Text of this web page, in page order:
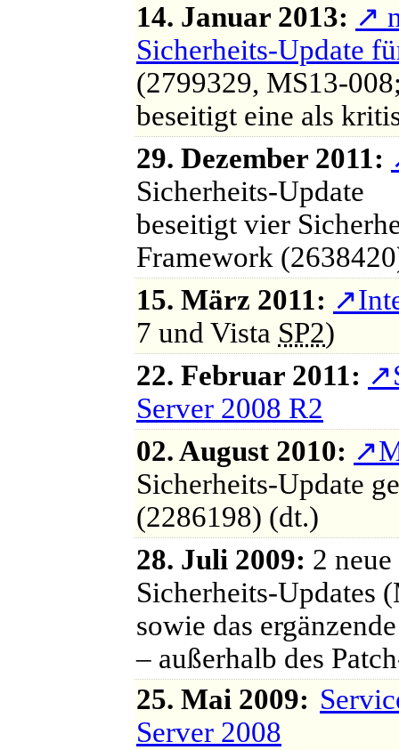
14. Januar 2013: ↗
Sicherheits-Update
(2799329, MS13-
beseitigt eine als
29. Dezember 2011:
Sicherheits-Update
beseitigt vier
Framework
15. März 2011: ↗
7 und Vista SP2)
22. Februar 2011: ↗
Server 2008 R2
02. August 2010: ↗
Sicherheits-Update
(2286198) (dt.)
28. Juli 2009: 2 neue
Sicherheits-Updates
sowie das
– außerhalb des
25. Mai 2009:
Server 2008